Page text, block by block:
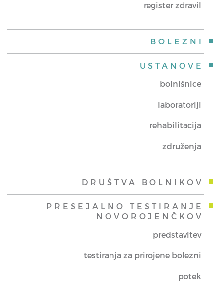
register zdravil
BOLEZNI
USTANOVE
bolnišnice
laboratoriji
rehabilitacija
združenja
DRUŠTVA BOLNIKOV
PRESEJALNO TESTIRANJE
NOVOROJENČKOV
predstavitev
testiranja za prirojene bolezni
potek